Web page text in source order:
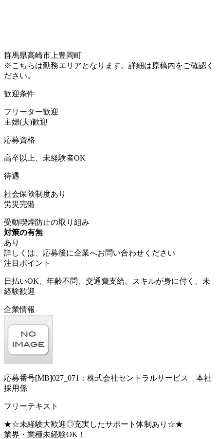
群馬県高崎市上豊岡町
※こちらは勤務エリアとなります。詳細は原稿内をご確認く
ださい。
歓迎条件
フリーター歓迎
主婦(夫)歓迎
応募資格
高卒以上、未経験者OK
待遇
社会保険制度あり
労災完備
受動喫煙防止の取り組み
対策の有無
あり
詳しくは、応募後に企業へお問い合わせください
注目ポイント
日払いOK、年齢不問、交通費支給、スキルが身に付く、未
経験歓迎
企業情報
応募番号[MB]027_071：株式会社セントラルサービス 本社
採用係
フリーテキスト
★☆未経験大歓迎◎充実したサポート体制あり☆★
業界・業種未経験OK！